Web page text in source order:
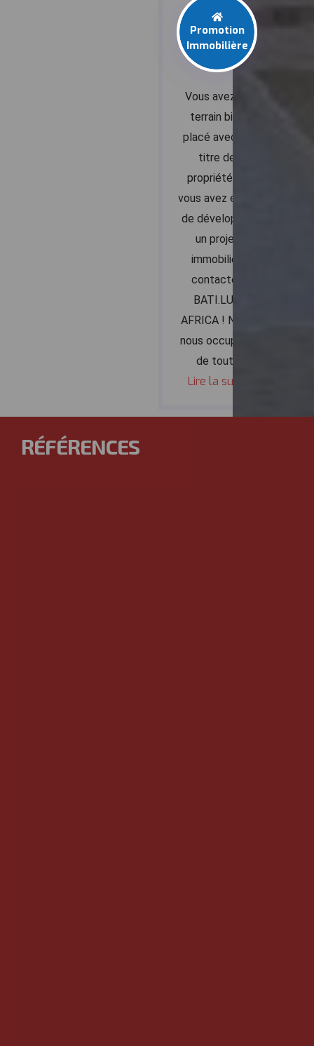
Promotion
Immobilière
Vous avez un
terrain bien
placé avec un
titre de
propriété et
vous avez envie
de développer
un projet
immobilier,
contactez
BATI.LUX
AFRICA ! Nous
nous occupons
de tout :
Lire la suite
RÉFÉRENCES